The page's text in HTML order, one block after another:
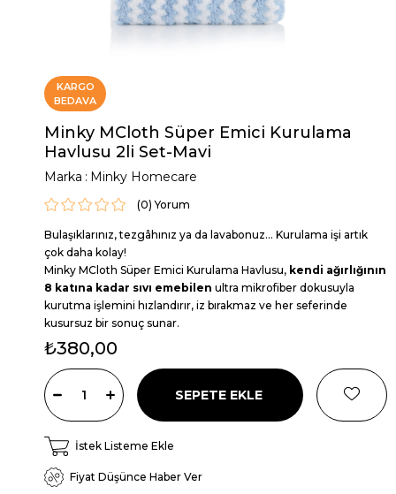
KARGO
BEDAVA
Minky MCloth Süper Emici Kurulama
Havlusu 2li Set-Mavi
Marka : Minky Homecare
(0)
Bulaşıklarınız, tezgâhınız ya da lavabonuz… Kurulama işi artık
çok daha kolay!
Minky MCloth Süper Emici Kurulama Havlusu, kendi ağırlığının
8 katına kadar sıvı emebilen ultra mikrofiber dokusuyla
kurutma işlemini hızlandırır, iz bırakmaz ve her seferinde
kusursuz bir sonuç sunar.
₺380,00
İstek Listeme Ekle
Fiyat Düşünce Haber Ver